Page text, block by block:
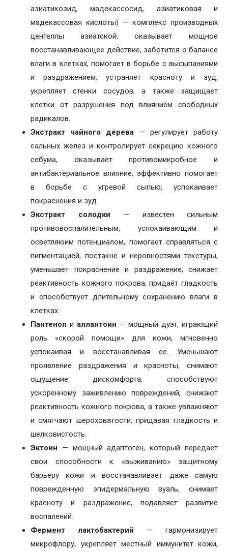
азиатикозид, мадекассосид, азиатиковая и
мадекассовая кислоты) — комплекс производных
центеллы азиатской, оказывает мощное
восстанавливающее действие, заботится о балансе
влаги в клетках, помогает в борьбе с высыпаниями
и раздражением, устраняет красноту и зуд,
укрепляет стенки сосудов, а также защищает
клетки от разрушения под влиянием свободных
радикалов.
Экстракт чайного дерева — регулирует работу
сальных желез и контролирует секрецию кожного
себума, оказывает противомикробное и
антибактериальное влияние, эффективно помогает
в борьбе с угревой сыпью, успокаивает
покраснения и зуд.
Экстракт солодки — известен сильным
противовоспалительным, успокаивающим и
осветляюим потенциалом, помогает справляться с
пигментацией, постакне и неровностями текстуры,
уменьшает покраснение и раздражение, снижает
реактивность кожного покрова, придаёт гладкость
и способствует длительному сохранению влаги в
клетках.
Пантенол и аллантоин — мощный дуэт, играющий
роль «скорой помощи» для кожи, мгновенно
успокаивая и восстанавливая её. Уменьшают
проявление раздражения и красноты, снимают
ощущение дискомфорта, способствуют
ускоренному заживлению повреждений, снижают
реактивность кожного покрова, а также увлажняют
и смягчают шероховатости, придавая гладкость и
шелковистость.
Эктоин — мощный адаптоген, который передает
свои способности к «выживанию» защитному
барьеру кожи и восстанавливает даже самую
поврежденную эпидермальную вуаль, снимает
красноту и раздражение, подавляет развитие
воспалений.
Фермент лактобактерий — гармонизирует
микрофлору, укрепляет местный иммунитет кожи,